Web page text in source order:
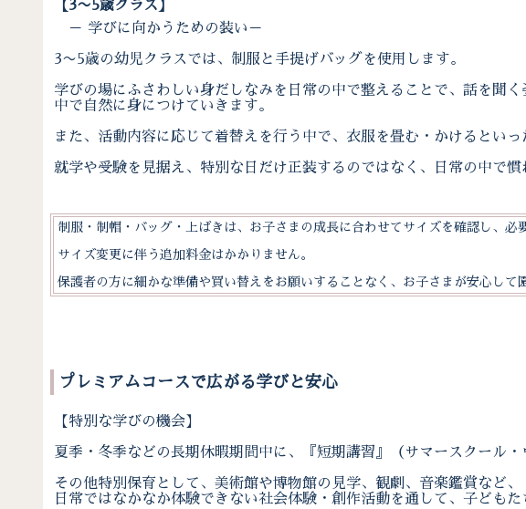
【3〜5歳クラス】
－ 学びに向かうための装い－
3〜5歳の幼児クラスでは、制服と手提げバッグを使用します。
学びの場にふさわしい身だしなみを日常の中で整えることで、話を聞
中で自然に身につけていきます。
また、活動内容に応じて着替えを行う中で、衣服を畳む・かけるとい
就学や受験を見据え、特別な日だけ正装するのではなく、日常の中で
制服・制帽・バッグ・上ばきは、お子さまの成長に合わせてサイズを確認し、必
サイズ変更に伴う追加料金はかかりません。
保護者の方に細かな準備や買い替えをお願いすることなく、お子さまが安心して
プレミアムコースで広がる学びと安心
【特別な学びの機会】
夏季・冬季などの長期休暇期間中に、『短期講習』（サマースクール
その他特別保育として、美術館や博物館の見学、観劇、音楽鑑賞など、
日常ではなかなか体験できない社会体験・創作活動を通して、子ども